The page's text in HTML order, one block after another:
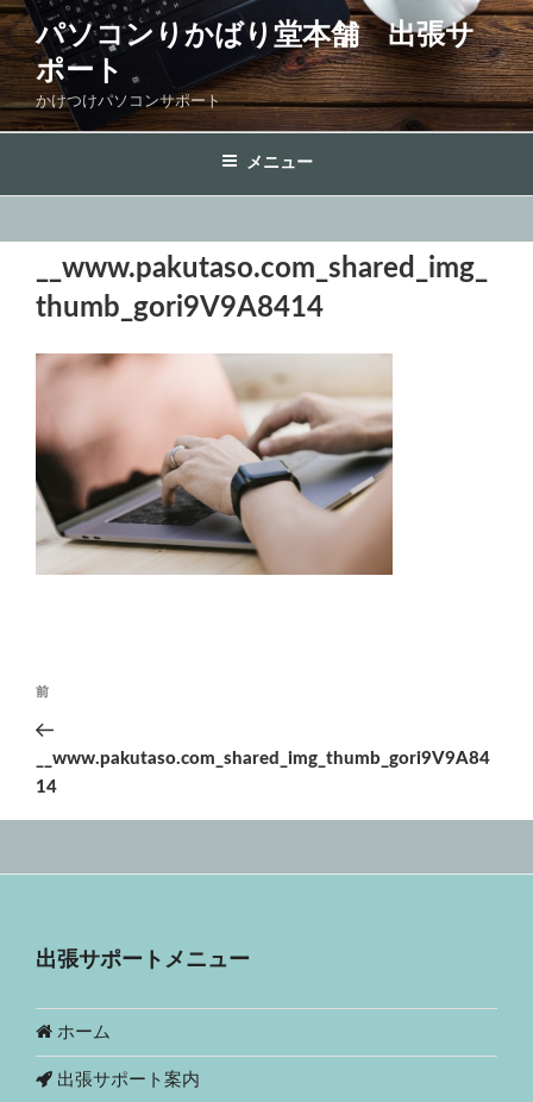
コ
ン
テ
ン
ツ
ッ
パソコンりかばり堂本舗 出張サ
ポート
かけつけパソコンサポート
メニュー
__www.pakutaso.com_shared_img_
thumb_gori9V9A8414
投
ビ
シ
ン
前
の
稿
前
__www.pakutaso.com_shared_img_thumb_gori9V9A84
14
出張サポートメニュー
ホーム
出張サポート案内